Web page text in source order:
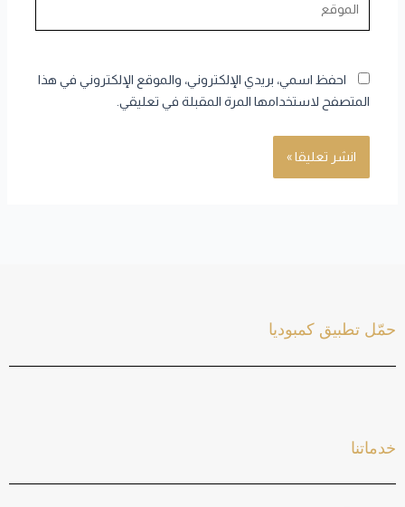
احفظ اسمي، بريدي الإلكتروني، والموقع الإلكتروني في هذا
المتصفح لاستخدامها المرة المقبلة في تعليقي.
خدماتنا
حمّل تطبيق كمبوديا